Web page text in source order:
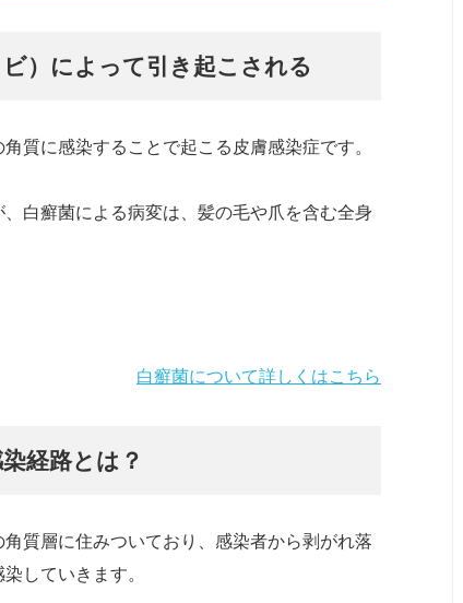
）によって引き起こされる
質に感染することで起こる皮膚感染症です。
白癬菌による病変は、髪の毛や爪を含む全身
白癬菌について詳しくはこちら
経路とは？
質層に住みついており、感染者から剥がれ落
していきます。